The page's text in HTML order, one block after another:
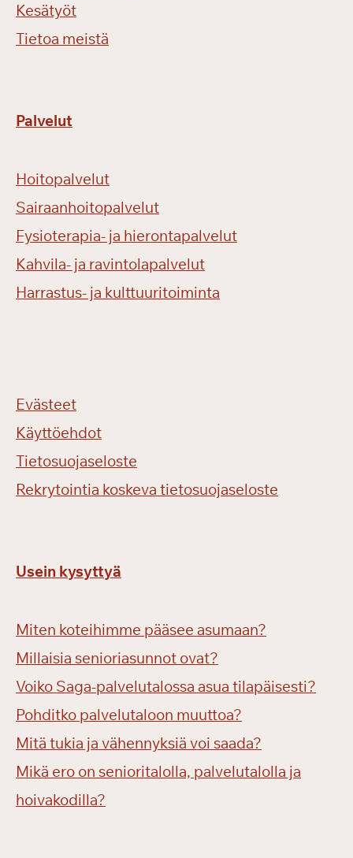
Kesätyöt
Tietoa meistä
Palvelut
Hoitopalvelut
Sairaanhoitopalvelut
Fysioterapia- ja hierontapalvelut
Kahvila- ja ravintolapalvelut
Harrastus- ja kulttuuritoiminta
Evästeet
Käyttöehdot
Tietosuojaseloste
Rekrytointia koskeva tietosuojaseloste
Usein kysyttyä
Miten koteihimme pääsee asumaan?
Millaisia senioriasunnot ovat?
Voiko Saga-palvelutalossa asua tilapäisesti?
Pohditko palvelutaloon muuttoa?
Mitä tukia ja vähennyksiä voi saada?
Mikä ero on senioritalolla, palvelutalolla ja
hoivakodilla?